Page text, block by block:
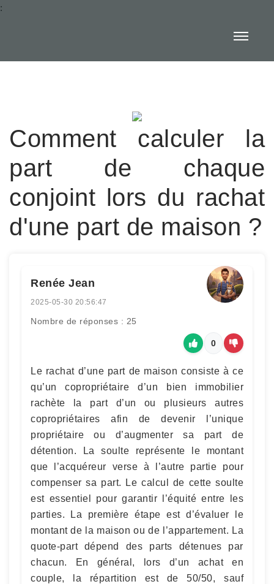
:
Comment calculer la
part de chaque
conjoint lors du rachat
d'une part de maison ?
Renée Jean
2025-05-30 20:56:47
Nombre de réponses : 25
0
Le rachat d’une part de maison consiste à ce
qu’un copropriétaire d’un bien immobilier
rachète la part d’un ou plusieurs autres
copropriétaires afin de devenir l’unique
propriétaire ou d’augmenter sa part de
détention. La soulte représente le montant
que l’acquéreur verse à l’autre partie pour
compenser sa part. Le calcul de cette soulte
est essentiel pour garantir l’équité entre les
parties. La première étape est d’évaluer le
montant de la maison ou de l’appartement. La
quote-part dépend des parts détenues par
chacun. En général, lors d’un achat en
couple, la répartition est de 50/50, sauf